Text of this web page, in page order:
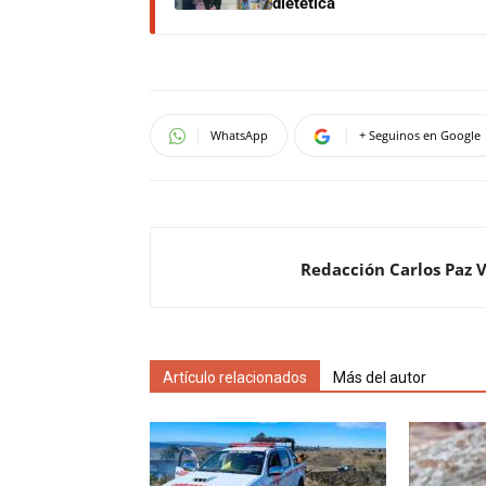
WhatsApp + Seguinos en Google
Redacción Carlos Paz
Artículo relacionados Más del autor